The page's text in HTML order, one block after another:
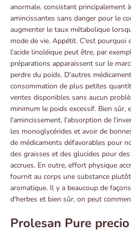
anormale. consistant principalement
amincissantes sans danger pour le
augmenter le taux métabolique
mode de vie. Appétit. C'est pourquoi
l'acide linoléique peut être, par
préparations apparaissent sur le
perdre du poids. D'autres
consommation de plus petites
ventes disponibles sans aucun
minimum le poids excessif. Bien sûr,
l'amincissement, l'absorption de
les monoglycérides et avoir de
de médicaments défavorables pour
des graisses et des glucides pour
accrues. En outre, effort physique
fournit au corps une substance plutôt
aromatique. Il y a beaucoup de
d'herbes et bien sûr, on peut
Prolesan Pure precio